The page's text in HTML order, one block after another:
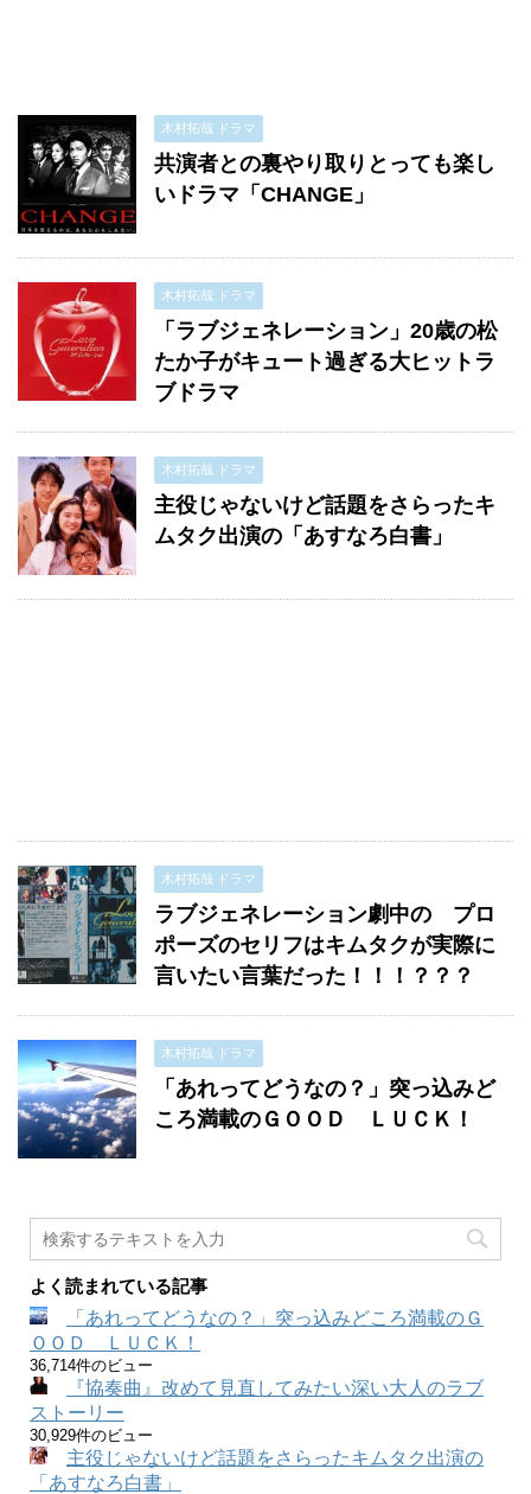
木村拓哉 ドラマ
共演者との裏やり取りとっても楽し
いドラマ「CHANGE」
木村拓哉 ドラマ
「ラブジェネレーション」20歳の松
たか子がキュート過ぎる大ヒットラ
ブドラマ
木村拓哉 ドラマ
主役じゃないけど話題をさらったキ
ムタク出演の「あすなろ白書」
木村拓哉 ドラマ
ラブジェネレーション劇中の プロ
ポーズのセリフはキムタクが実際に
言いたい言葉だった！！！？？？
木村拓哉 ドラマ
「あれってどうなの？」突っ込みど
ころ満載のＧＯＯＤ ＬＵＣＫ！
よく読まれている記事
「あれってどうなの？」突っ込みどころ満載のＧ
ＯＯＤ ＬＵＣＫ！
36,714件のビュー
『協奏曲』改めて見直してみたい深い大人のラブ
ストーリー
30,929件のビュー
主役じゃないけど話題をさらったキムタク出演の
「あすなろ白書」